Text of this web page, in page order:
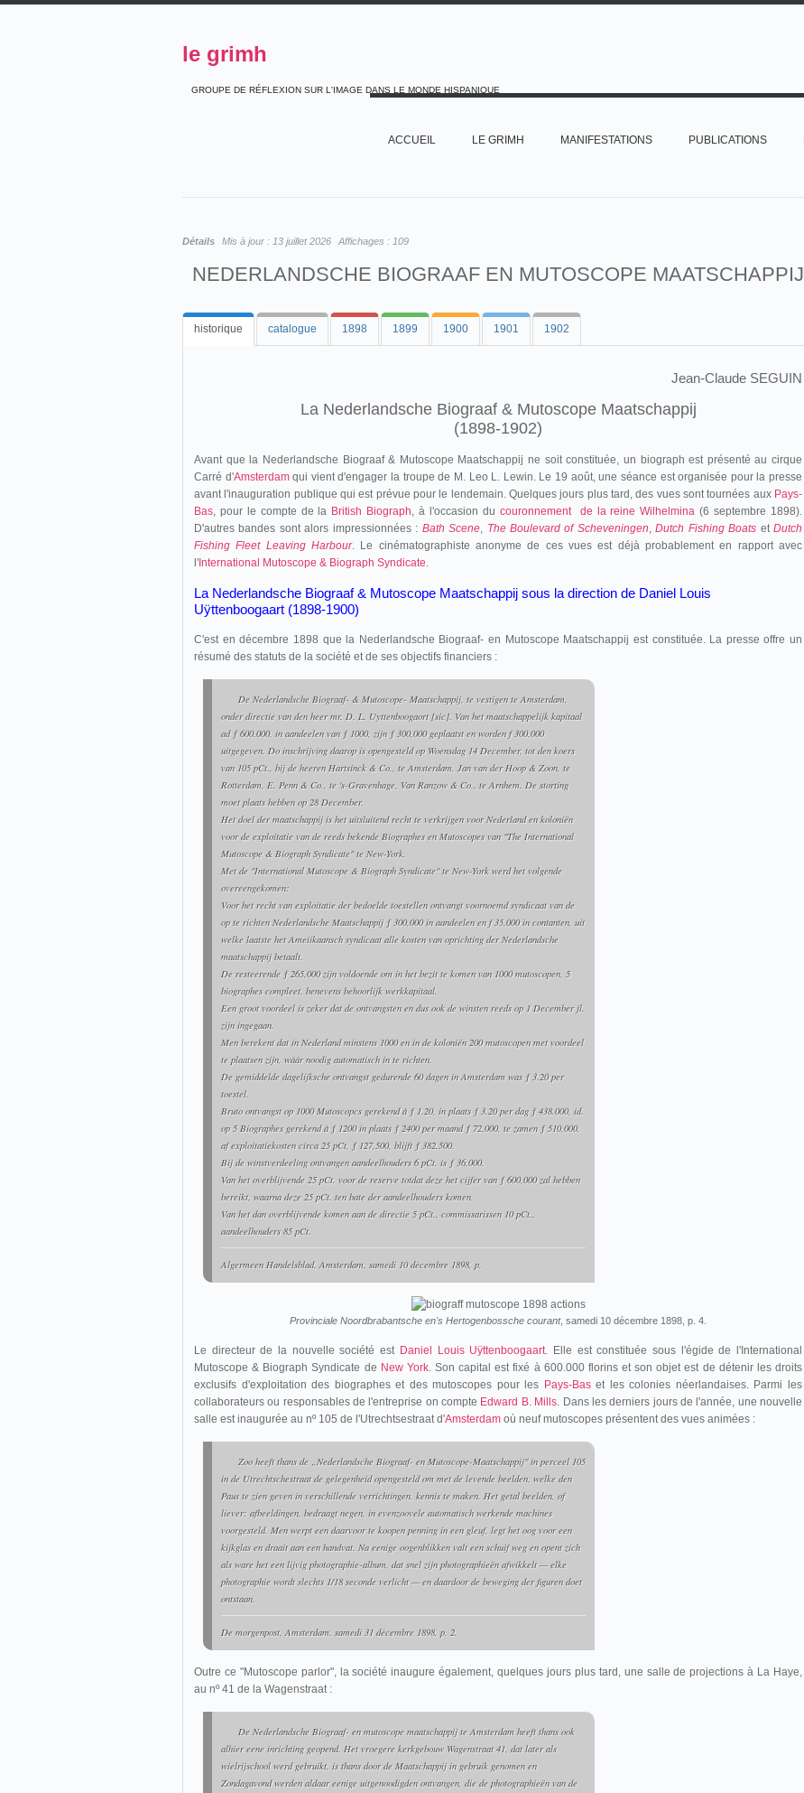
le grimh
GROUPE DE RÉFLEXION SUR L'IMAGE DANS LE MONDE HISPANIQUE
ACCUEIL LE GRIMH MANIFESTATIONS PUBLICATIONS
Détails Mis à jour : 13 juillet 2026 Affichages : 109
NEDERLANDSCHE BIOGRAAF EN MUTOSCOPE MAATSCHAPPIJ
historique catalogue 1898 1899 1900 1901 1902
Jean-Claude SEGUIN
La Nederlandsche Biograaf & Mutoscope Maatschappij
(1898-1902)
Avant que la Nederlandsche Biograaf & Mutoscope Maatschappij ne soit constituée, un biograph est présenté au cirque
Carré d'Amsterdamqui vient d'engager la troupe de M. Leo L. Lewin. Le 19 août, une séance est organisée pour la presse
avant l'inauguration publique qui est prévue pour le lendemain. Quelques jours plus tard, des vues sont tournées aux Pays-
Bas, pour le compte de la British Biograph, à l'occasion du couronnement de la reine Wilhelmina (6 septembre 1898).
D'autres bandes sont alors impressionnées : Bath Scene, The Boulevard of Scheveningen,Dutch Fishing Boats et Dutch
Fishing Fleet Leaving Harbour. Le cinématographiste anonyme de ces vues est déjà probablement en rapport avec
l' International Mutoscope & Biograph Syndicate.
La Nederlandsche Biograaf & Mutoscope Maatschappij sous la direction de Daniel Louis
Uÿttenboogaart (1898-1900)
C'est en décembre 1898 que la Nederlandsche Biograaf- en Mutoscope Maatschappij est constituée. La presse offre un
résumé des statuts de la société et de ses objectifs financiers :
De Nederlandsche Biograaf- & Mutoscope- Maatschappij, te vestigen te Amsterdam,
onder directie van den heer mr. D. L. Uyttenboogaort [sic]. Van het maatschappelijk kapitaal
ad ƒ 600.000, in aandeelen van ƒ 1000, zijn ƒ 300,000 geplaatst en worden f 300,000
uitgegeven. Do inschrijving daarop is opengesteld op Woensdag 14December, tot den koers
van 105 pCt., bij de heeren Hartsinck & Co., te Amsterdam, Jan van der Hoop & Zoon, te
Rotterdam, E. Penn & Co., te 's-Gravenhage, Van Ranzow & Co., te Arnhem. De storting
moet plaats hebben op 28 December.
Het doel der maatschappij is het uitsluitend recht te verkrijgen voor Nederland en koloniën
voor de exploitatie van de reeds bekende Biographes en Mutoscopes van "The International
Mutoscope & Biograph Syndicate" te New-York.
Met de "International Mutoscope & Biograph Syndicate" te New-York werd het volgende
overeengekomen:
Voor het recht van exploitatie der bedoelde toestellen ontvangt voornoemd syndicaat van de
op te richten Nederlandsche Maatschappij ƒ 300,000 in aandeelen enf35,000 in contanten, uit
welke laatste het Ameiikaansch syndicaat alle kosten van oprichting der Nederlandsche
maatschappij betaalt.
De resteerende ƒ 265,000 zijn voldoende om in het bezit te komen van 1000 mutoscopen, 5
biographes compleet, benevens behoorlijk werkkapitaal.
Een groot voordeel is zeker dat de ontvangsten en dus ook de winsten reeds op 1 December jl.
zijn ingegaan.
Men berekent dat in Nederland minstens 1000 en in de koloniën 200 mutoscopen met voordeel
te plaatsen zijn, wáár noodig automatisch in te richten.
De gemiddelde dagelijksche ontvangst gedurende 60 dagen in Amsterdam was ƒ 3.20 per
toestel.
Bruto ontvangst op 1000 Mutoscopcs gerekend à ƒ 1.20, in plaats ƒ 3.20 per dag ƒ 438.000, id.
op 5 Biographes gerekend à ƒ 1200 in plaats ƒ 2400 per maand ƒ 72,000, te zamen ƒ 510,000,
af exploitatiekosten circa 25 pCt, ƒ 127,500, blijft ƒ 382,500.
Bij de winstverdeeling ontvangen aandeelhouders 6 pCt. is ƒ 36,000.
Van het overblijvende 25 pCt. voor de reserve totdat deze het cijfer van ƒ 600,000 zal hebben
bereikt, waarna deze 25 pCt. ten bate der aandeelhouders komen.
Van het dan overblijvende komen aan de directie 5 pCt., commissarissen 10 pCt.,
aandeelhouders 85 pCt.
Algermeen Handelsblad, Amsterdam, samedi 10 décembre 1898, p.
Provinciale Noordbrabantsche en's Hertogenbossche courant, samedi 10 décembre 1898, p. 4.
Le directeur de la nouvelle société est Daniel Louis Uÿttenboogaart. Elle est constituée sous l'égide de l'International
Mutoscope & Biograph Syndicate de New York. Son capital est fixé à 600.000 florins et son objet est de détenir les droits
exclusifs d'exploitation des biographes et des mutoscopes pour les Pays-Baset les colonies néerlandaises. Parmi les
collaborateurs ou responsables de l'entreprise on compte Edward B. Mills. Dans les derniers jours de l'année, une nouvelle
salle est inaugurée au nº 105 de l'Utrechtsestraat d'Amsterdam où neuf mutoscopes présentent des vues animées :
Zoo heeft thans de „Nederlandsche Biograaf- en Mutoscope-Maatschappij" in perceel 105
in de Utrechtschestraat de gelegenheid opengesteld om met de levende beelden, welke den
Paus te zien geven in verschillende verrichtingen, kennis te maken. Het getal beelden, of
liever: afbeeldingen, bedraagt negen, in evenzoovele automatisch werkende machines
voorgesteld. Men werpt een daarvoor te koopen penning in een gleuf, legt het oog voor een
kijkglas en draait aan een handvat. Na eenige oogenblikken valt een schuif weg en opent zich
als ware het een lijvig photographie-album, dat snel zijn photographieën afwikkelt — elke
photographie wordt slechts 1/18 seconde verlicht — en daardoor de beweging der figuren doet
ontstaan.
De morgenpost, Amsterdam, samedi 31 décembre 1898, p. 2.
Outre ce "Mutoscope parlor", la société inaugure également, quelques jours plus tard, une salle de projections à La Haye,
au nº 41 de la Wagenstraat :
De Nederlandsche Biograaf- en mutoscope maatschappij te Amsterdam heeft thans ook
alhier eene inrichting geopend. Het vroegere kerkgebouw Wagenstraat 41, dat later als
wielrijschool werd gebruikt, is thans door de Maatschappij in gebruik genomen en
Zondagavond werden aldaar eenige uitgenoodigden ontvangen, die de photographieën van de